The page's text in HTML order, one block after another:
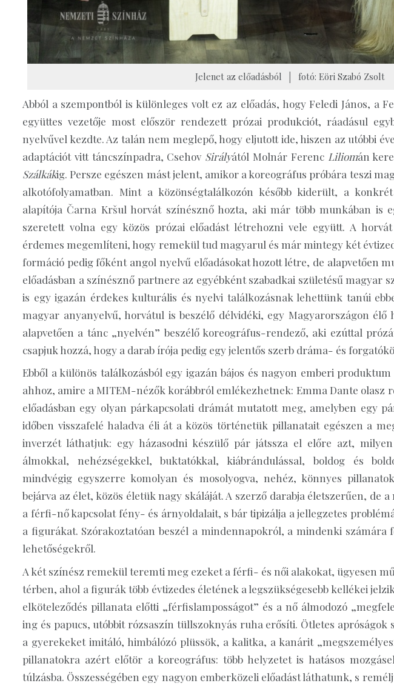
Jelenet az előadásból │ fotó: Eöri Szabó Zsolt
Abból a szempontból is különleges volt ez az előadás, hogy Feledi János, a
együttes vezetője most először rendezett prózai produkciót, ráadásul
nyelvűvel kezdte. Az talán nem meglepő, hogy eljutott ide, hiszen az utóbbi
adaptációt vitt táncszínpadra, Csehov Sirályától Molnár Ferenc Liliomán
Szálkákig. Persze egészen mást jelent, amikor a koreográfus próbára teszi
alkotófolyamatban. Mint a közönségtalálkozón később kiderült, a
alapítója Čarna Kršul horvát színésznő hozta, aki már több munkában is
szeretett volna egy közös prózai előadást létrehozni vele együtt. A
érdemes megemlíteni, hogy remekül tud magyarul és már mintegy két
formáció pedig főként angol nyelvű előadásokat hozott létre, de alapvetően
előadásban a színésznő partnere az egyébként szabadkai születésű magyar
is egy igazán érdekes kulturális és nyelvi találkozásnak lehettünk tanúi
magyar anyanyelvű, horvátul is beszélő délvidéki, egy Magyarországon élő
alapvetően a tánc „nyelvén” beszélő koreográfus-rendező, aki ezúttal
csapjuk hozzá, hogy a darab írója pedig egy jelentős szerb dráma- és
Ebből a különös találkozásból egy igazán bájos és nagyon emberi
ahhoz, amire a MITEM-nézők korábbról emlékezhetnek: Emma Dante olasz
előadásban egy olyan párkapcsolati drámát mutatott meg, amelyben egy
időben visszafelé haladva éli át a közös történetük pillanatait egészen a
inverzét láthatjuk: egy házasodni készülő pár játssza el előre azt,
álmokkal, nehézségekkel, buktatókkal, kiábrándulással, boldog és
mindvégig egyszerre komolyan és mosolyogva, nehéz, könnyes
bejárva az élet, közös életük nagy skáláját. A szerző darabja életszerűen, de
a férfi-nő kapcsolat fény- és árnyoldalait, s bár tipizálja a jellegzetes
a figurákat. Szórakoztatóan beszél a mindennapokról, a mindenki
lehetőségekről.
A két színész remekül teremti meg ezeket a férfi- és női alakokat, ügyesen
térben, ahol a figurák több évtizedes életének a legszükségesebb kellékei
elköteleződés pillanata előtti „férfislamposságot” és a nő álmodozó
ing és papucs, utóbbit rózsaszín tüllszoknyás ruha erősíti. Ötletes
a gyerekeket imitáló, himbálózó plüssök, a kalitka, a kanárit
pillanatokra azért előtör a koreográfus: több helyzetet is hatásos
túlzásba. Összességében egy nagyon emberközeli előadást láthatunk, s